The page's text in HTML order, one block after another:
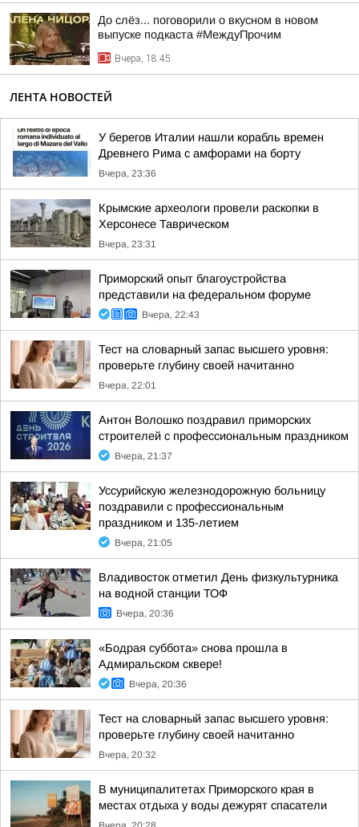
До слёз... поговорили о вкусном в новом
выпуске подкаста #МеждуПрочим
Вчера, 18:45
ЛЕНТА НОВОСТЕЙ
У берегов Италии нашли корабль времен
Древнего Рима с амфорами на борту
Вчера, 23:36
Крымские археологи провели раскопки в
Херсонесе Таврическом
Вчера, 23:31
Приморский опыт благоустройства
представили на федеральном форуме
Вчера, 22:43
Тест на словарный запас высшего уровня:
проверьте глубину своей начитанно
Вчера, 22:01
Антон Волошко поздравил приморских
строителей с профессиональным праздником
Вчера, 21:37
Уссурийскую железнодорожную больницу
поздравили с профессиональным
праздником и 135-летием
Вчера, 21:05
Владивосток отметил День физкультурника
на водной станции ТОФ
Вчера, 20:36
«Бодрая суббота» снова прошла в
Адмиральском сквере!
Вчера, 20:36
Тест на словарный запас высшего уровня:
проверьте глубину своей начитанно
Вчера, 20:32
В муниципалитетах Приморского края в
местах отдыха у воды дежурят спасатели